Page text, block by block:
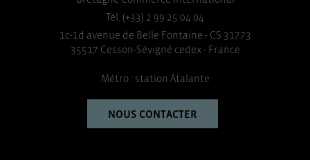
Tél. (+33) 2 99 25 04 04
1c-1d avenue de Belle Fontaine - CS 31773
35517 Cesson-Sévigné cedex - France
Métro : station Atalante
NOUS CONTACTER